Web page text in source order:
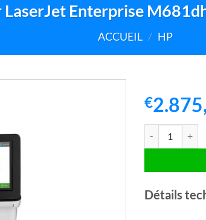
LaserJet Enterprise
ACCUEIL / HP
€
Détails